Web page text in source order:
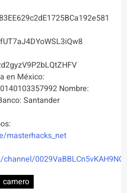
en México:
Nombre:
Santander
masterhacks_net
camero